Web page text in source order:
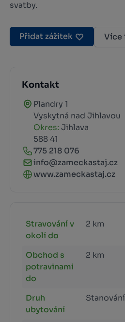
svatby.
Přidat zážitek Více
Kontakt
Plandry 1
Vyskytná nad Jihlavou
Okres: Jihlava
588 41
775 218 076
info@zameckastaj.cz
www.zameckastaj.cz
Stravování v
okolí do
2 km
Obchod s
potravinami
do
2 km
Druh
ubytování
Stanování